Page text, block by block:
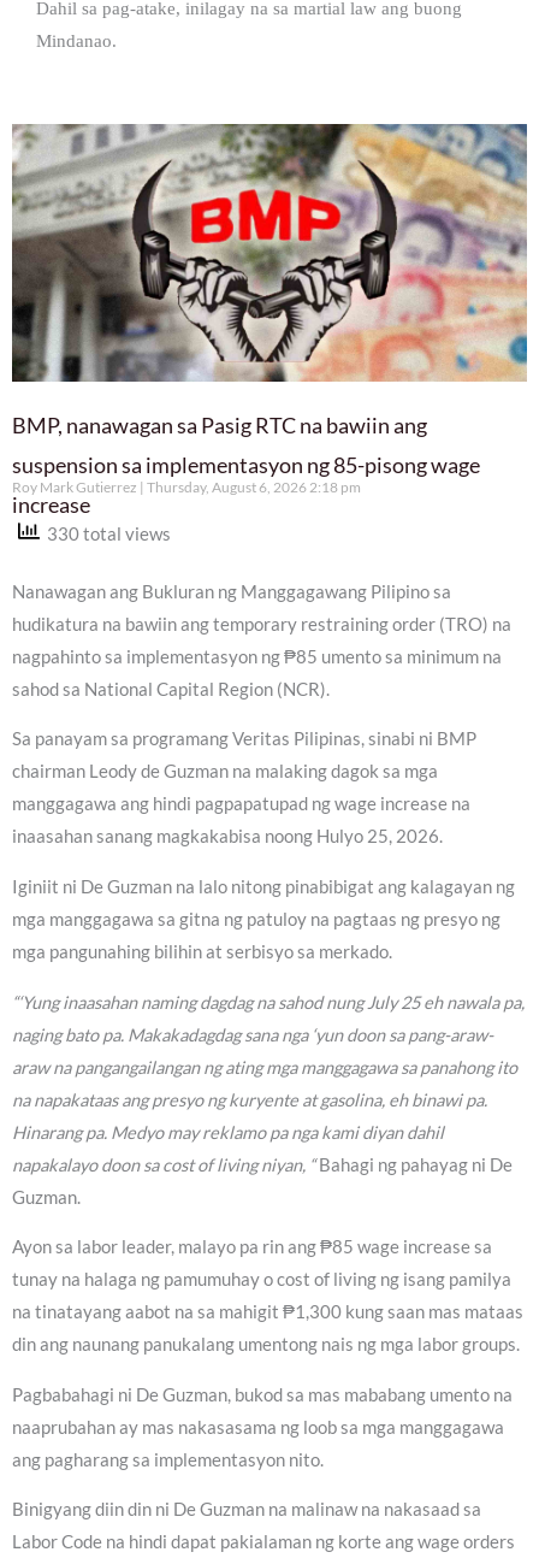
Dahil sa pag-atake, inilagay na sa martial law ang buong
Mindanao.
BMP, nanawagan sa Pasig RTC na bawiin ang
suspension sa implementasyon ng 85-pisong wage
increase
Roy Mark Gutierrez Thursday, August 6, 2026 2:18 pm
330 total views
Nanawagan ang Bukluran ng Manggagawang Pilipino sa
hudikatura na bawiin ang temporary restraining order (TRO) na
nagpahinto sa implementasyon ng ₱85 umento sa minimum na
sahod sa National Capital Region (NCR).
Sa panayam sa programang Veritas Pilipinas, sinabi ni BMP
chairman Leody de Guzman na malaking dagok sa mga
manggagawa ang hindi pagpapatupad ng wage increase na
inaasahan sanang magkakabisa noong Hulyo 25, 2026.
Iginiit ni De Guzman na lalo nitong pinabibigat ang kalagayan ng
mga manggagawa sa gitna ng patuloy na pagtaas ng presyo ng
mga pangunahing bilihin at serbisyo sa merkado.
“‘Yung inaasahan naming dagdag na sahod nung July 25 eh nawala pa,
naging bato pa. Makakadagdag sana nga ‘yun doon sa pang-araw-
araw na pangangailangan ng ating mga manggagawa sa panahong ito
na napakataas ang presyo ng kuryente at gasolina, eh binawi pa.
Hinarang pa. Medyo may reklamo pa nga kami diyan dahil
napakalayo doon sa cost of living niyan, “Bahagi ng pahayag ni De
Guzman.
Ayon sa labor leader, malayo pa rin ang ₱85 wage increase sa
tunay na halaga ng pamumuhay o cost of living ng isang pamilya
na tinatayang aabot na sa mahigit ₱1,300 kung saan mas mataas
din ang naunang panukalang umentong nais ng mga labor groups.
Pagbabahagi ni De Guzman, bukod sa mas mababang umento na
naaprubahan ay mas nakasasama ng loob sa mga manggagawa
ang pagharang sa implementasyon nito.
Binigyang diin din ni De Guzman na malinaw na nakasaad sa
Labor Code na hindi dapat pakialaman ng korte ang wage orders